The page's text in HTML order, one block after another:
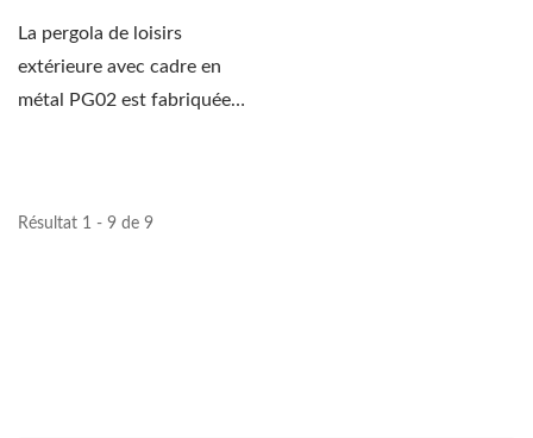
La pergola de loisirs
extérieure avec cadre en
métal PG02 est fabriquée
Résultat 1 - 9 de 9